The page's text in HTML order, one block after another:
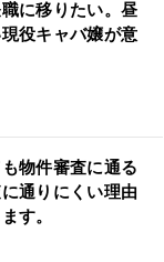
に移りたい。昼
役キャバ嬢が意
物件審査に通る
通りにくい理由
す。